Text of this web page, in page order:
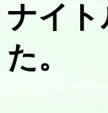
ナイ
た。